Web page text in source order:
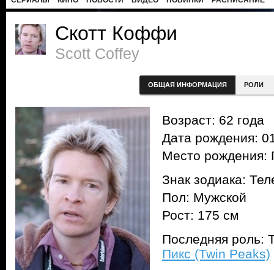
Скотт Коффи
Scott Coffey
ОБЩАЯ ИНФОРМАЦИЯ РОЛИ
Возраст: 62 года
Дата рождения:
Место рождения:
Знак зодиака:
Пол: Мужской
Рост: 175 см
Последняя роль:
Пикс (Twin Peaks)